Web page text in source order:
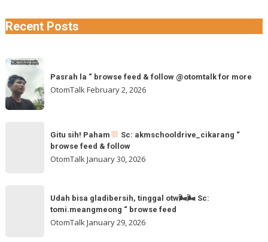
Recent Posts
Pasrah
la
browse
@otomtalk
Pasrah la “ browse feed & follow @otomtalk for more
OtomTalkFebruary 2, 2026
akmschooldrive_cikarang
Gitu sih! Paham
Sc: akmschooldrive_cikarang “
browse feed & follow
OtomTalkJanuary 30, 2026
gladibersih,
Udah bisa gladibersih, tinggal otw🌬🌬 Sc:
tomi.meangmeong “ browse feed
OtomTalkJanuary 29, 2026